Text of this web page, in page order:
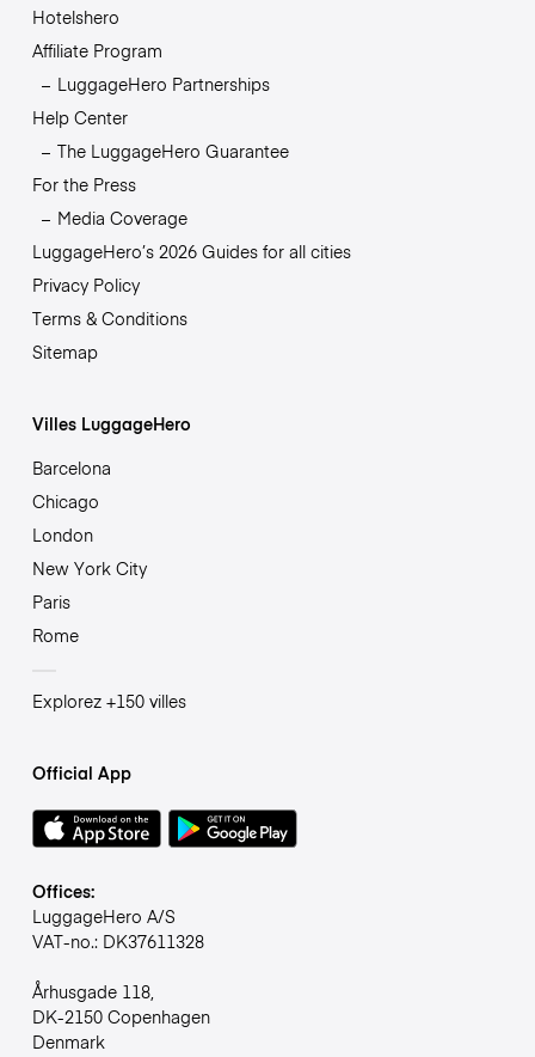
Hotelshero
Affiliate Program
LuggageHero Partnerships
Help Center
The LuggageHero Guarantee
For the Press
Media Coverage
LuggageHero’s 2026 Guides for all cities
Privacy Policy
Terms & Conditions
Sitemap
Villes LuggageHero
Barcelona
Chicago
London
New York City
Paris
Rome
Explorez +150 villes
Official App
Offices:
LuggageHero A/S
VAT-no.: DK37611328
Århusgade 118,
DK-2150 Copenhagen
Denmark